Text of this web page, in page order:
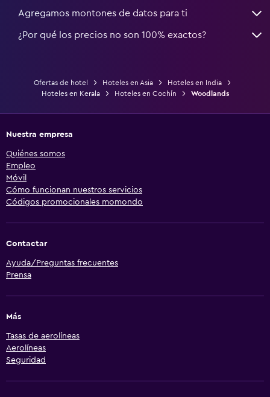
Agregamos montones de datos para ti
¿Por qué los precios no son 100% exactos?
Ofertas de hotel Hoteles en Asia
Hoteles en India
Hoteles en Kerala
Hoteles en Cochín Woodlands
Nuestra empresa
Quiénes somos
Empleo
Móvil
Cómo funcionan nuestros servicios
Códigos promocionales momondo
Contactar
Ayuda/Preguntas frecuentes
Prensa
Más
Tasas de aerolíneas
Aerolíneas
Seguridad